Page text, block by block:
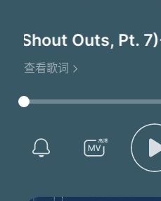
Outs, Pt. 7)-
查看歌词